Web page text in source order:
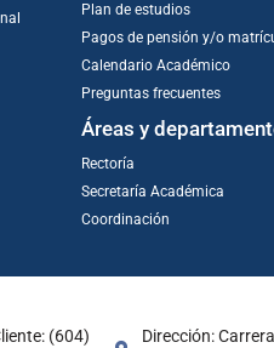
Plan de estudios
Pagos de pensión y/o
Calendario Académico
Preguntas frecuentes
Áreas y
Rectoría
Secretaría Académica
Coordinación
(604)
Dirección: